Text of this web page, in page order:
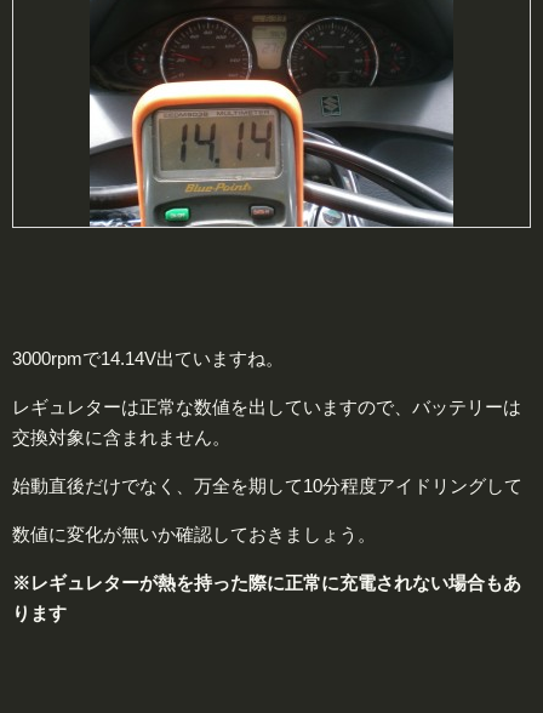
3000rpmで14.14V出ていますね。
レギュレターは正常な数値を出していますので、バッテリーは
交換対象に含まれません。
始動直後だけでなく、万全を期して10分程度アイドリングして
数値に変化が無いか確認しておきましょう。
※レギュレターが熱を持った際に正常に充電されない場合もあ
ります